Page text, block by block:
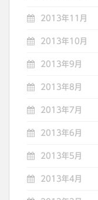
2013年11月
2013年10月
2013年9月
2013年8月
2013年7月
2013年6月
2013年5月
2013年4月